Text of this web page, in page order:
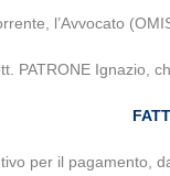
l’Avvocato
PATRONE Ignazio,
per il